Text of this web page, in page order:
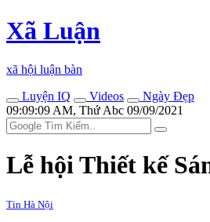
Xã Luận
xã hội luận bàn
Luyện IQ
Videos
Ngày Đẹp
09:09:09 AM, Thứ Abc 09/09/2021
Lễ hội Thiết kế
Tin Hà Nội